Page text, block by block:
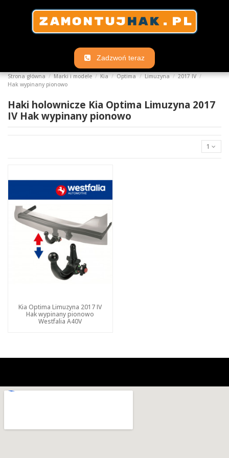
Zadzwoń teraz
Strona główna Marki i modele Kia Optima Limuzyna
2017 IV
Hak wypinany pionowo
Haki holownicze Kia Optima Limuzyna 2017
IV Hak wypinany pionowo
1
Kia Optima Limuzyna 2017 IV
Hak wypinany pionowo
Westfalia A40V